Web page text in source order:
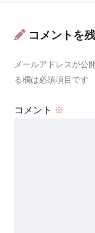
コメントを
メールアドレスが公
る欄は必須項目です
コメント ※